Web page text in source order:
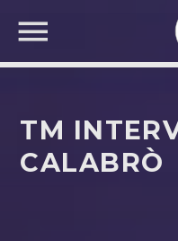
TM
CALABRÒ